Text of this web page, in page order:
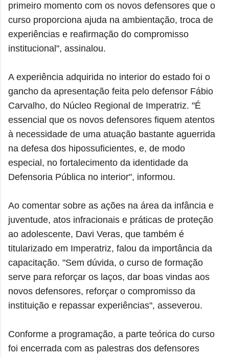
primeiro momento com os novos defensores que o
curso proporciona ajuda na ambientação, troca de
experiências e reafirmação do compromisso
institucional", assinalou.
A experiência adquirida no interior do estado foi o
gancho da apresentação feita pelo defensor Fábio
Carvalho, do Núcleo Regional de Imperatriz. "É
essencial que os novos defensores fiquem atentos
à necessidade de uma atuação bastante aguerrida
na defesa dos hipossuficientes, e, de modo
especial, no fortalecimento da identidade da
Defensoria Pública no interior", informou.
Ao comentar sobre as ações na área da infância e
juventude, atos infracionais e práticas de proteção
ao adolescente, Davi Veras, que também é
titularizado em Imperatriz, falou da importância da
capacitação. "Sem dúvida, o curso de formação
serve para reforçar os laços, dar boas vindas aos
novos defensores, reforçar o compromisso da
instituição e repassar experiências", asseverou.
Conforme a programação, a parte teórica do curso
foi encerrada com as palestras dos defensores